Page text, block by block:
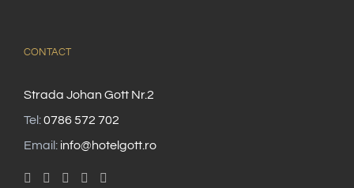
CONTACT
Strada Johan Gott Nr.2
Tel:0786 572 702
Email: info@hotelgott.ro